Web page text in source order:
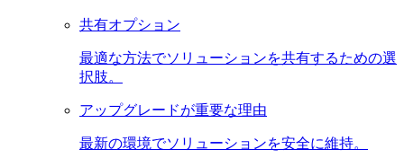
共有オプション
最適な方法でソリューションを共有するための選
択肢。
アップグレードが重要な理由
最新の環境でソリューションを安全に維持。